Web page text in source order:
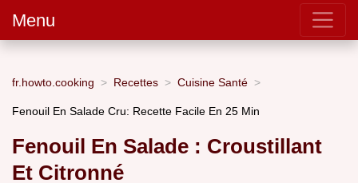
Menu
fr.howto.cooking Recettes Cuisine Santé
Fenouil En Salade Cru: Recette Facile En 25 Min
Fenouil En Salade : Croustillant
Et Citronné